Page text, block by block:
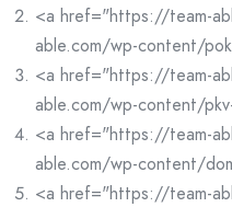
<a href="https://team-
able.com/wp-content/
<a href="https://team-
able.com/wp-content/
<a href="https://team-
able.com/wp-content/
<a href="https://team-